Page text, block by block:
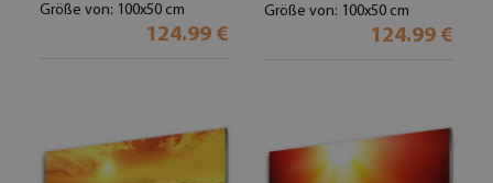
Größe von: 100x50 cm
124.99 €
Größe von: 100x50 cm
124.99 €